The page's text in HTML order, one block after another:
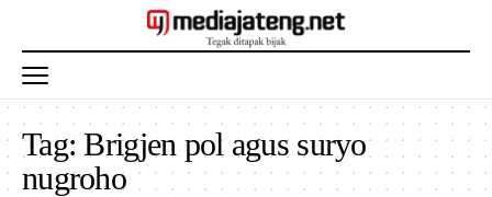
Tag:Brigjen pol agus suryo
nugroho